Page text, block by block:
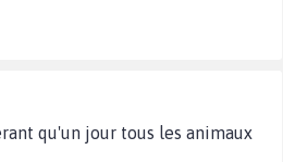
qu'un jour tous les animaux